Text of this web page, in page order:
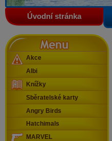
Úvodní stránka
Menu
Akce
Albi
Knížky
Sběratelské karty
Angry Birds
Hatchimals
MARVEL